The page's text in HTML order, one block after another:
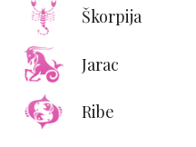
Škorpija
Jarac
Ribe